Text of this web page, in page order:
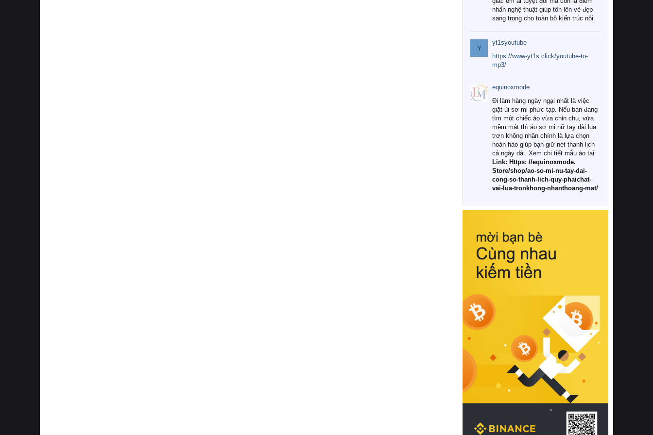
nhấn nghệ thuật giúp tôn lên vẻ đẹp
sang trọng cho toàn bộ kiến trúc nội
Tuy nhiên, giữa thị trường đa dạng
với vô vàn thương hiệu và mẫu mã
như hiện nay, làm thế nào để chọn
được những bộ chăn ga gối đệm cao
cấp thực sự chất lượng, phù hợp với
khí hậu và nhu cầu sử dụng của gia
đình? Hãy cùng chúng tôi đi tìm lời
giải đáp chi tiết qua bài viết dưới đây.
1. Tại sao các gia đình hiện đại lại ưa
chuộng chăn ga gối đệm cao cấp?
Khác với các dòng sản phẩm thông
thường, những bộ chăn ga gối đệm
cao cấp trải qua quy trình sản xuất
nghiêm ngặt từ khâu chọn lọc nguyên
liệu tự nhiên đến công nghệ dệt
nhuộm hiện đại không chứa hóa chất
này, bạn sẽ cảm nhận rõ rệt sự khác
hồi chuẩn xác của phần đệm nâng đỡ
cột sống.
Bên cạnh đó, việc lựa chọn các dòng
sản phẩm đạt chuẩn chất lượng quốc
tế còn giúp ngăn ngừa tình trạng kích
khuẩn và nấm mốc trong điều kiện
thời tiết nóng ẩm. Bạn có thể tìm hiểu
thêm các nghiên cứu khoa học về tác
động của giấc ngủ và môi trường
phòng ngủ đối với sức khỏe con
người tại Sleep Foundation (External
Link) để có cái nhìn toàn diện hơn.
2. Các tiêu chí vàng khi lựa chọn
chăn ga gối đệm cao cấp cho phòng
ngủ
Để sở hữu một bộ chăn ga gối đệm
cao cấp hoàn hảo cả về thẩm mỹ lẫn
công năng, người tiêu dùng cần cân
nhắc kỹ lưỡng các tiêu chí quan trọng
Y
yt1syoutube
https://www-yt1s.click/youtube-to-
mp3/
equinoxmode
Đi làm hàng ngày ngại nhất là việc
giặt ủi sơ mi phức tạp. Nếu bạn đang
tìm một chiếc áo vừa chỉn chu, vừa
mềm mát thì áo sơ mi nữ tay dài lụa
trơn không nhăn chính là lựa chọn
hoàn hảo giúp bạn giữ nét thanh lịch
cả ngày dài. Xem chi tiết mẫu áo tại:
Link: Https: //equinoxmode.
Store/shop/ao-so-mi-nu-tay-dai-
cong-so-thanh-lich-quy-phaichat-
vai-lua-tronkhong-nhanthoang-mat/